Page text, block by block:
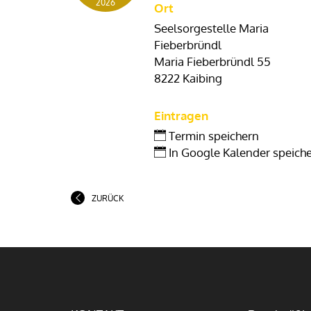
2026
Ort
Seelsorgestelle Maria
Fieberbründl
Maria Fieberbründl 55
8222 Kaibing
Eintragen
Termin speichern
In Google Kalender
ZURÜCK